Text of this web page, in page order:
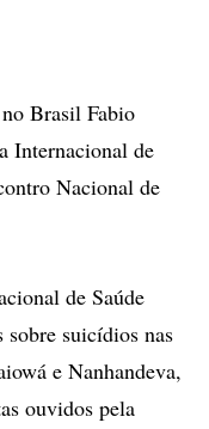
Brasil Fabio
Internacional de
Nacional de
de Saúde
sobre suicídios nas
e Nanhandeva,
ouvidos pela